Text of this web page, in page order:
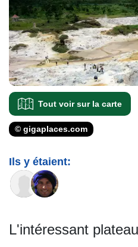
Tout voir sur la carte
© gigaplaces.com
Ils y étaient:
L'intéressant